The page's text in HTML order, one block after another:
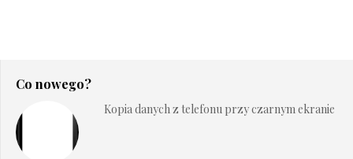
Co nowego?
Kopia danych z telefonu przy czarnym ekranie